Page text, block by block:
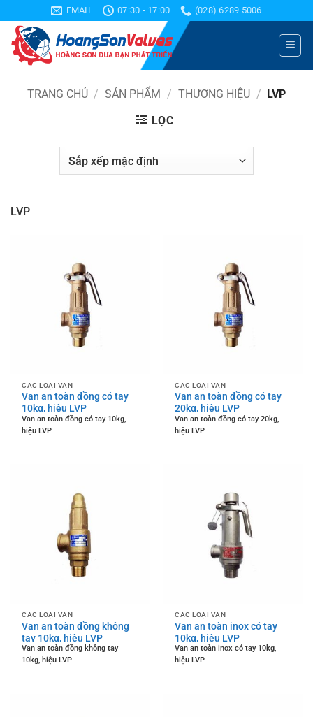
qua
nội
dung
EMAIL 07:30 - 17:00 (028) 6289 5006
TRANG CHỦ / SẢN PHẨM / THƯƠNG HIỆU / LVP
LỌC
LVP
CÁC LOẠI VAN
Van an toàn đồng có tay
10kg, hiệu LVP
Van an toàn đồng có tay 10kg,
hiệu LVP
CÁC LOẠI VAN
Van an toàn đồng có tay
20kg, hiệu LVP
Van an toàn đồng có tay 20kg,
hiệu LVP
CÁC LOẠI VAN
Van an toàn đồng không
tay 10kg, hiệu LVP
Van an toàn đồng không tay
10kg, hiệu LVP
CÁC LOẠI VAN
Van an toàn inox có tay
10kg, hiệu LVP
Van an toàn inox có tay 10kg,
hiệu LVP